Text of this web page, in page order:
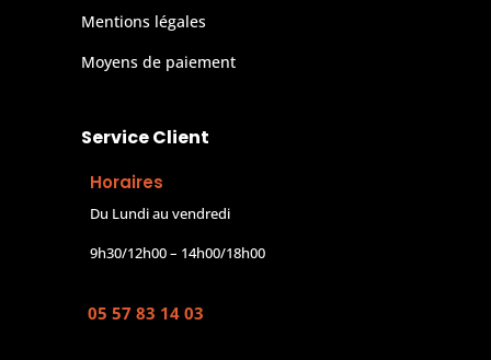
Mentions légales
Moyens de paiement
Service Client
Horaires
Du Lundi au vendredi
9h30/12h00 – 14h00/18h00
05 57 83 14 03